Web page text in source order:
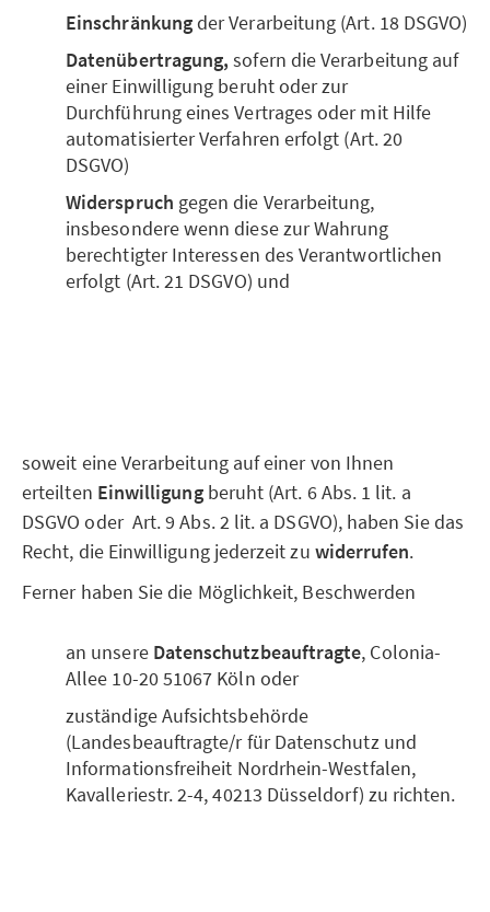
Einschränkungder Verarbeitung (Art. 18 DSGVO)
Datenübertragung,sofern die Verarbeitung auf
einer Einwilligung beruht oder zur
Durchführung eines Vertrages oder mit Hilfe
automatisierter Verfahren erfolgt (Art. 20
DSGVO)
Widerspruch gegen die Verarbeitung,
insbesondere wenn diese zur Wahrung
berechtigter Interessen des Verantwortlichen
erfolgt (Art. 21 DSGVO) und
soweit eine Verarbeitung auf einer von Ihnen
erteilten Einwilligungberuht (Art. 6 Abs. 1 lit. a
DSGVO oder Art. 9 Abs. 2 lit. a DSGVO), haben Sie das
Recht, die Einwilligung jederzeit zu widerrufen.
Ferner haben Sie die Möglichkeit, Beschwerden
an unsere Datenschutzbeauftragte, Colonia-
Allee 10-20 51067 Köln oder
zuständige Aufsichtsbehörde
(Landesbeauftragte/r für Datenschutz und
Informationsfreiheit Nordrhein-Westfalen,
Kavalleriestr. 2-4, 40213 Düsseldorf) zu richten.